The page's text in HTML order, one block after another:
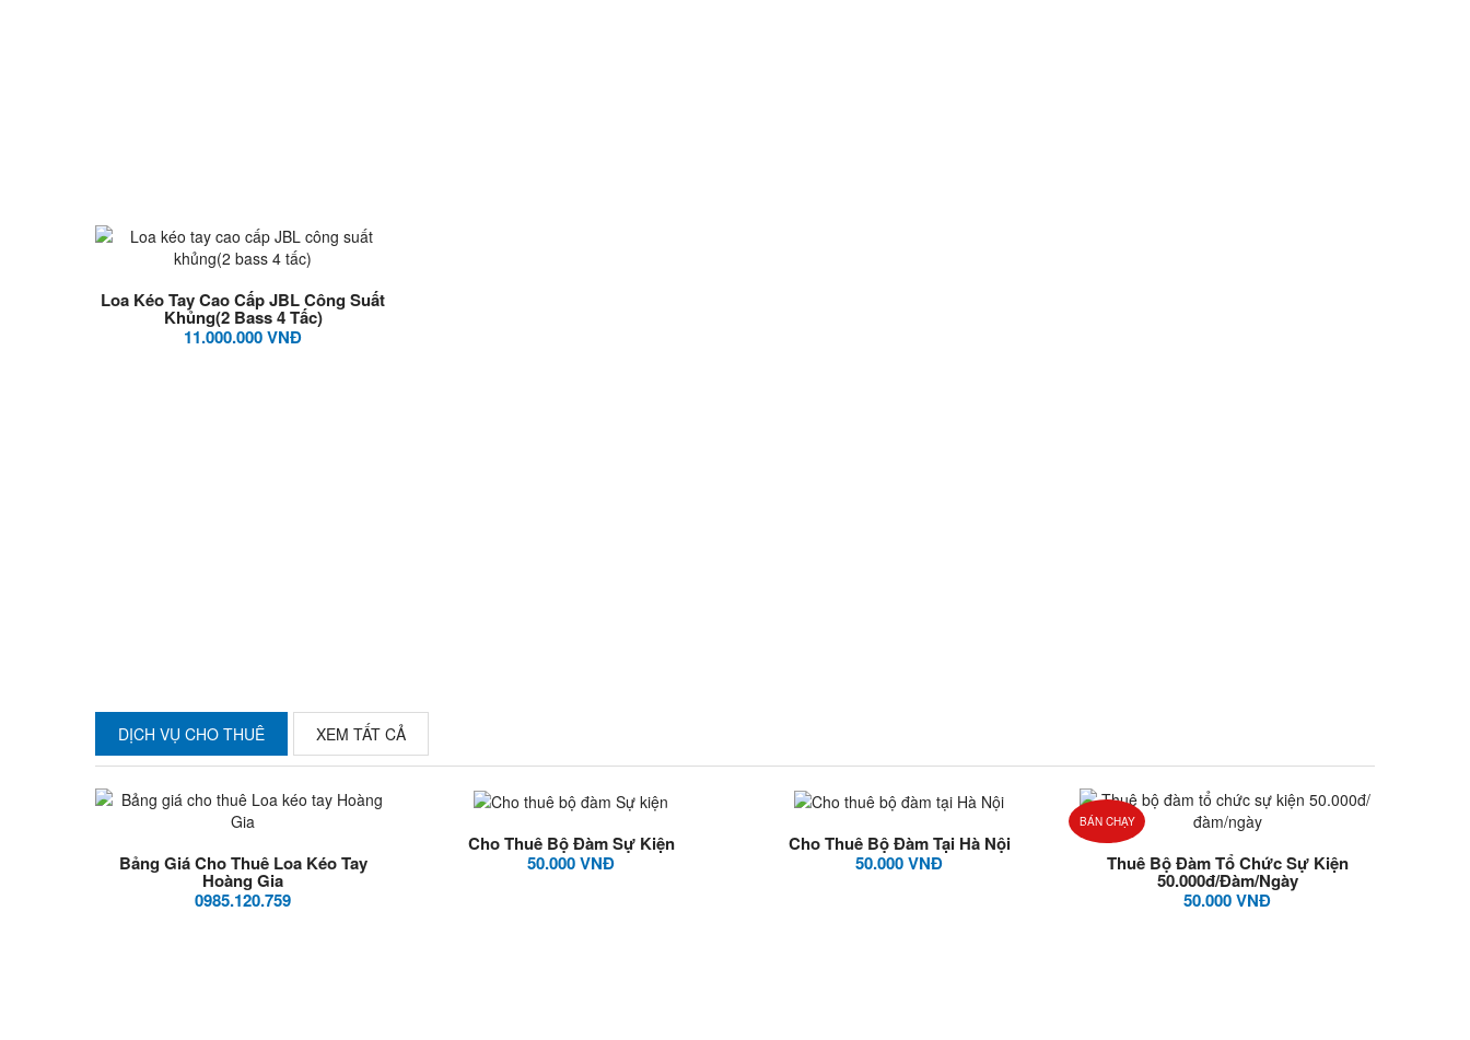
Loa Kéo Tay Cao Cấp JBL Công Suất
Khủng(2 Bass 4 Tấc)
11.000.000 VNĐ
DỊCH VỤ CHO THUÊ XEM TẤT CẢ
Bảng Giá Cho Thuê Loa Kéo Tay
Hoàng Gia
0985.120.759
Cho Thuê Bộ Đàm Sự Kiện
50.000 VNĐ
Cho Thuê Bộ Đàm Tại Hà Nội
50.000 VNĐ
BÁN CHẠY
Thuê Bộ Đàm Tổ Chức Sự Kiện
50.000đ/đàm/ngày
50.000 VNĐ